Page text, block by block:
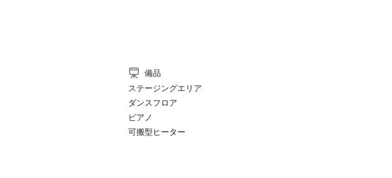
備品
ステージングエリア
ダンスフロア
ピアノ
可搬型ヒーター